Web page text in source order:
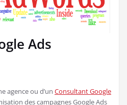
Ads
agence ou d’un Consultant Google
des campagnes Google Ads